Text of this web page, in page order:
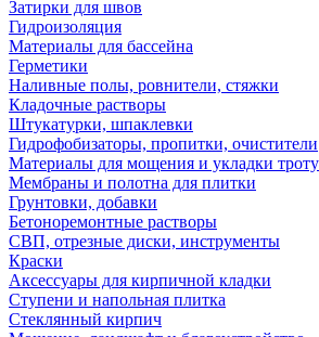
Затирки для швов
Гидроизоляция
Материалы для бассейна
Герметики
Наливные полы, ровнители, стяжки
Кладочные растворы
Штукатурки, шпаклевки
Гидрофобизаторы, пропитки, очистители
Материалы для мощения и укладки
Мембраны и полотна для плитки
Грунтовки, добавки
Бетоноремонтные растворы
СВП, отрезные диски, инструменты
Краски
Аксессуары для кирпичной кладки
Ступени и напольная плитка
Cтеклянный кирпич